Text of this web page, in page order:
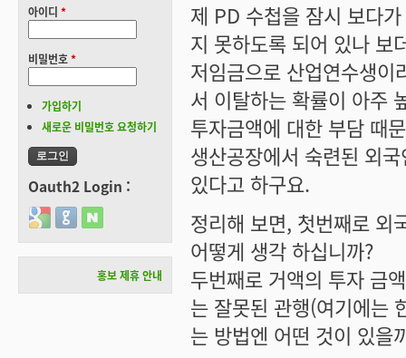
제 PD 수첩을 잠시 보다
지 못하도록 되어 있나 보
저임금으로 산업연수생
서 이탈하는 확률이 아주
투자금액에 대한 부담 때
생산공장에서 숙련된 외
있다고 하구요.
정리해 보면, 첫번째로 외
어떻게 생각 하십니까?
두번째로 거액의 투자 금
는 잘못된 관행(여기에는
는 방법엔 어떤 것이 있을
아이디 *
비밀번호*
가입하기
새로운 비밀번호 요청하기
Oauth2 Login :
Login with Google
Login with GitHub
Login with Naver
홍보 제휴 안내